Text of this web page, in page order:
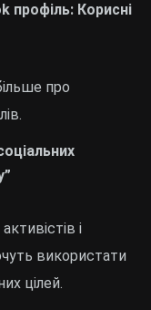
профіль: Корисні
про
і
використати
цілей.